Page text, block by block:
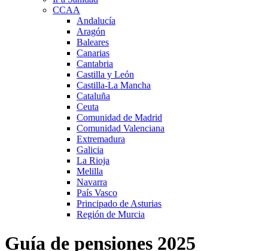
CCAA
Andalucía
Aragón
Baleares
Canarias
Cantabria
Castilla y León
Castilla-La Mancha
Cataluña
Ceuta
Comunidad de Madrid
Comunidad Valenciana
Extremadura
Galicia
La Rioja
Melilla
Navarra
País Vasco
Principado de Asturias
Región de Murcia
Guía de pensiones 2025